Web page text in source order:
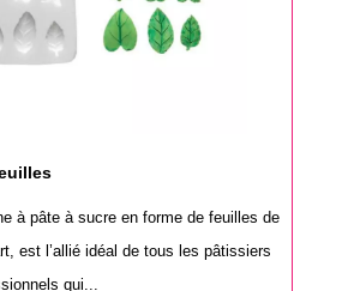
à pâte à sucre en forme de feuilles de
est l’allié idéal de tous les pâtissiers
qui...